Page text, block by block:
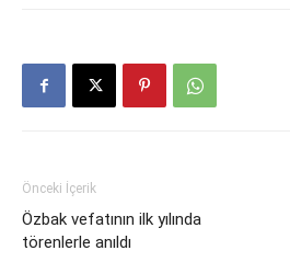
Önceki İçerik
Özbak vefatının ilk yılında
törenlerle anıldı